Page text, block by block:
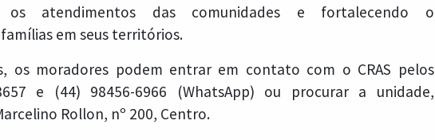
os atendimentos das comunidades e fortalecendo o
em seus territórios.
os moradores podem entrar em contato com o CRAS pelos
e (44) 98456-6966 (WhatsApp) ou procurar a unidade,
Rollon, nº 200, Centro.